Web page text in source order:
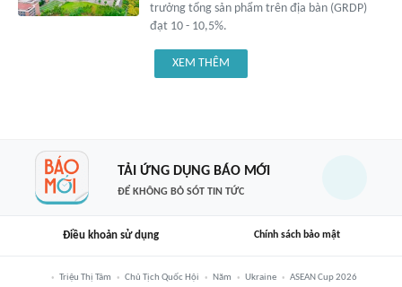
trưởng tổng sản phẩm trên địa bàn (GRDP)
đạt 10 - 10,5%.
XEM THÊM
TẢI ỨNG DỤNG BÁO MỚI
ĐỂ KHÔNG BỎ SÓT TIN TỨC
Điều khoản sử dụng Chính sách bảo mật
Triệu Thị Tâm Chủ Tịch Quốc Hội Năm Ukraine
ASEAN Cup 2026